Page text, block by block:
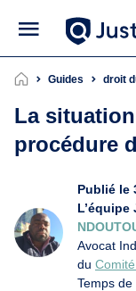
Guides droit
La
procédure
Publié le
Avocat
du
Temps de